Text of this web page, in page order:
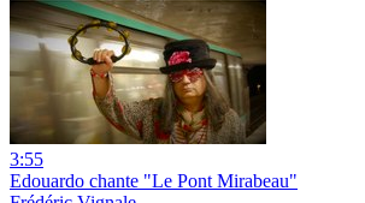
3:55
Edouardo chante "Le Pont Mirabeau"